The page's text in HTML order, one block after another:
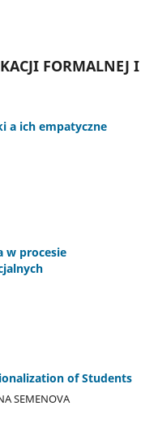
FORMALNEJ I
a ich empatyczne
w procesie
of Students
SEMENOVA